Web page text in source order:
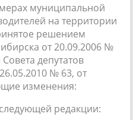
муниципальной
на территории
решением
от 20.09.2006 №
депутатов
№ 63, от
изменения:
редакции: